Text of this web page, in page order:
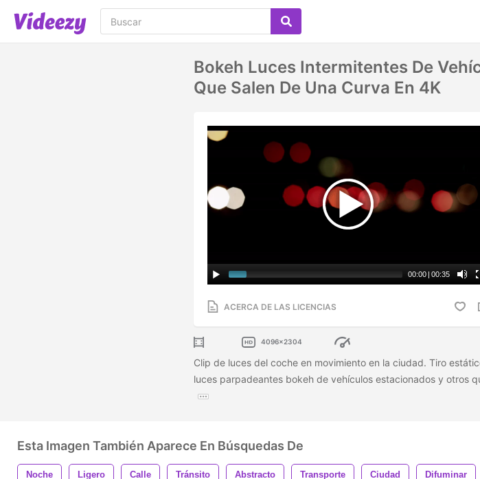
Bokeh Luces Intermitentes De
Que Salen De Una Curva En 4K
00:00 | 00:35
ACERCA DE LAS LICENCIAS
4096x2304
Clip de luces del coche en movimiento en la ciudad. Tiro
luces parpadeantes bokeh de vehículos estacionados y otros
Esta Imagen También Aparece En Búsquedas De
Noche Ligero Calle Tránsito Abstracto Transporte Ciudad Difuminar